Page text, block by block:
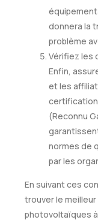
donnera la
problème
Vérifiez les
Enfin,
et les
(Reconnu
normes de
par les
En suivant ces
trouver le
photovoltaïques